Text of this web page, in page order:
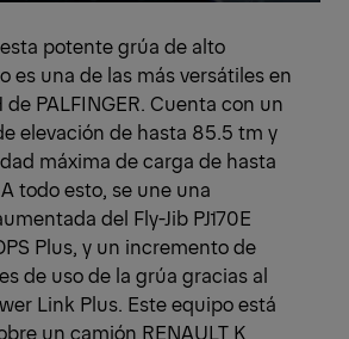
potente grúa de alto
es una de las más versátiles en
de PALFINGER. Cuenta con un
elevación de hasta 85.5 tm y
máxima de carga de hasta
todo esto, se une una
del Fly-Jib PJ170E
Plus, y un incremento de
de uso de la grúa gracias al
Link Plus. Este equipo está
un camión RENAULT K